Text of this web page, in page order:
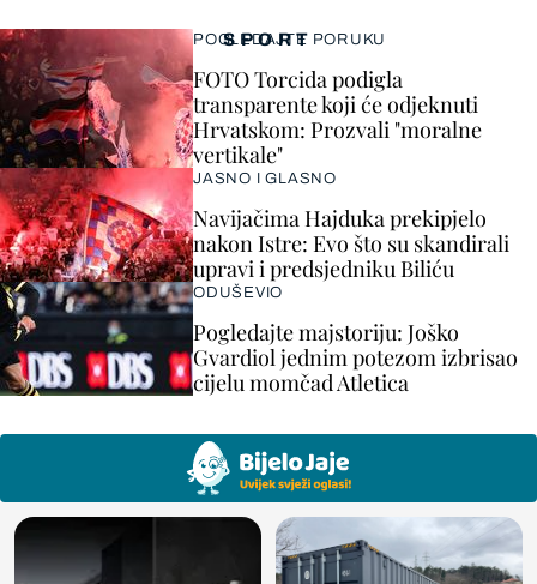
SPORT
POGLEDAJTE PORUKU
FOTO Torcida podigla
transparente koji će odjeknuti
Hrvatskom: Prozvali "moralne
vertikale"
JASNO I GLASNO
Navijačima Hajduka prekipjelo
nakon Istre: Evo što su skandirali
upravi i predsjedniku Biliću
ODUŠEVIO
Pogledajte majstoriju: Joško
Gvardiol jednim potezom izbrisao
cijelu momčad Atletica